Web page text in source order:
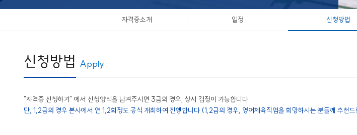
자격증소개 일정 신청방법
신청방법 Apply
"자격증 신청하기" 에서 신청양식을 남겨주시면 3급의 경우, 상시 검정이 가능합니다
단, 1,2급의 경우 본사에서 연 1,2회정도 공식 개최하여 진행합니다 (1,2급의 경우, 영어체육직업을 희망하시는 분들께 추천